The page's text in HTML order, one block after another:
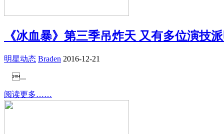
《冰血暴》第三季吊炸天 又有多位演技
明星动态 Braden 2016-12-21
...
阅读更多……